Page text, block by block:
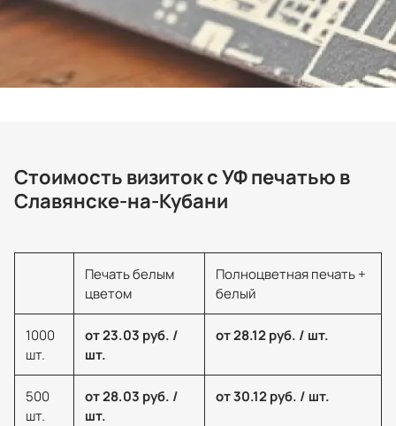
Стоимость визиток с УФ печатью в
Славянске-на-Кубани
Печать белым
цветом
Полноцветная печать +
белый
1000
шт.
от 23.03 руб. /
шт.
от 28.12 руб. / шт.
500
шт.
от 28.03 руб. /
шт.
от 30.12 руб. / шт.